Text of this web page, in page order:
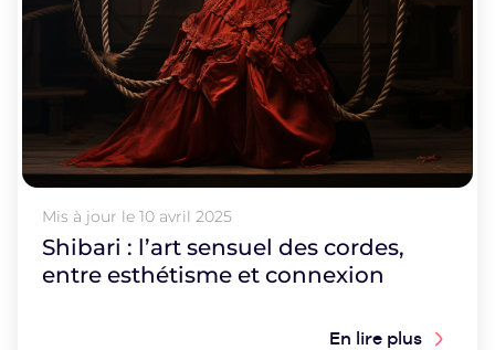
Mis à jour le10 avril 2025
Shibari : l’art sensuel des cordes,
entre esthétisme et connexion
En lire plus